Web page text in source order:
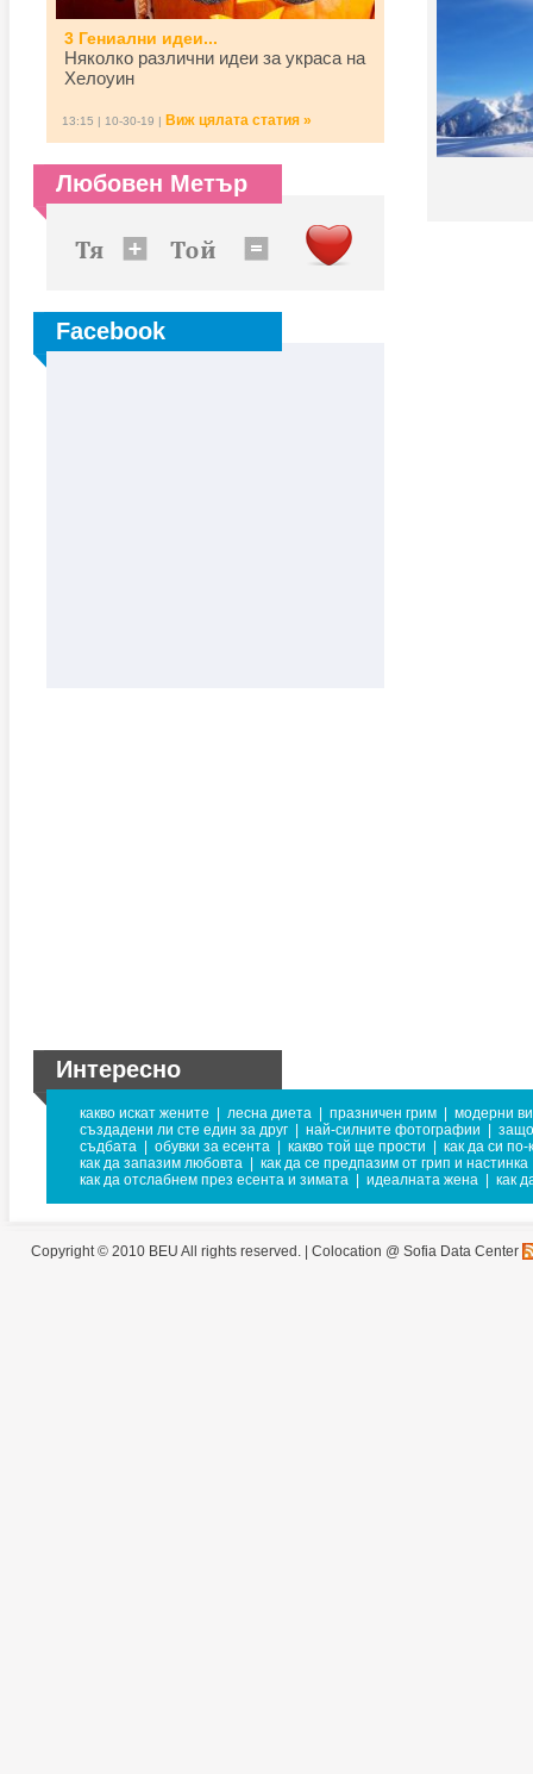
3 Гениални идеи...
Няколко различни идеи за украса на
Хелоуин
13:15 | 10-30-19 | Виж цялата статия »
Любовен Метър
Facebook
Интересно
какво искат жените лесна диета празничен грим
модерни
създадени ли сте един за друг
най-силните фотографии
съдбата
обувки за есента какво той ще прости
как да си по-
как да запазим любовта
как да се предпазим от грип и настинка
как да отслабнем през есента и зимата
идеалната жена как
Copyright © 2010 BEU All rights reserved. | Colocation @ Sofia Data Center